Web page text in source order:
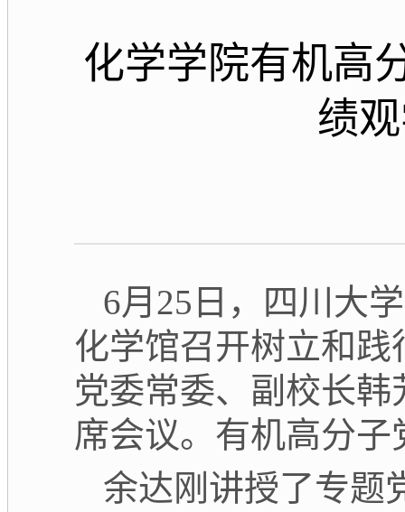
化学学院有机高
绩
6月25日，四川大
化学馆召开树立和
党委常委、副校长
席会议。有机高分
余达刚讲授了专题